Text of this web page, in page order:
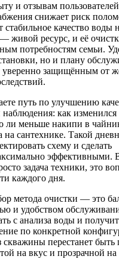
и отзывам
снижает риск
стабильное качество воды
живой ресурс, и её
потребностям семьи.
но и плану
уверенно защищённым от
путь по улучшению
наблюдения: как
ли меньше накипи в
сантехнике. Такой
схему и сделать
эффективными.
задача техники, это
каждого дня.
метода очистки — это
и удобством
с анализа воды и
по конкретной
скважины перестанет быть
на вкус и прозрачной на